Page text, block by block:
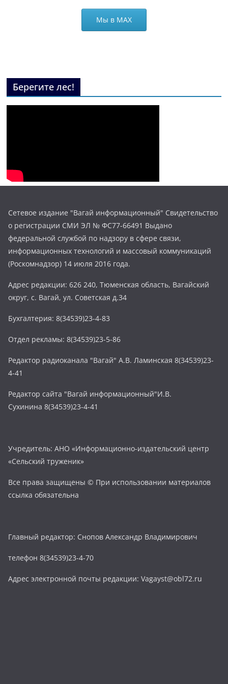
Мы в МАХ
Берегите лес!
Сетевое издание "Вагай информационный" Свидетельство
о регистрации СМИ ЭЛ № ФС77-66491 Выдано
федеральной службой по надзору в сфере связи,
информационных технологий и массовый коммуникаций
(Роскомнадзор) 14 июля 2016 года.
Адрес редакции: 626 240, Тюменская область, Вагайский
округ, с. Вагай, ул. Советская д.34
Бухгалтерия: 8(34539)23-4-83
Отдел рекламы: 8(34539)23-5-86
Редактор радиоканала "Вагай" А.В. Ламинская 8(34539)23-
4-41
Редактор сайта "Вагай информационный"И.В.
Сухинина 8(34539)23-4-41
Учредитель: АНО «Информационно-издательский центр
«Сельский труженик»
Все права защищены © При использовании материалов
ссылка обязательна
Главный редактор: Снопов Александр Владимирович
телефон 8(34539)23-4-70
Адрес электронной почты редакции: Vagayst@obl72.ru